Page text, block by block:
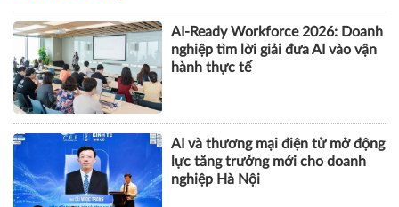
AI-Ready Workforce 2026: Doanh
nghiệp tìm lời giải đưa AI vào vận
hành thực tế
AI và thương mại điện tử mở động
lực tăng trưởng mới cho doanh
nghiệp Hà Nội